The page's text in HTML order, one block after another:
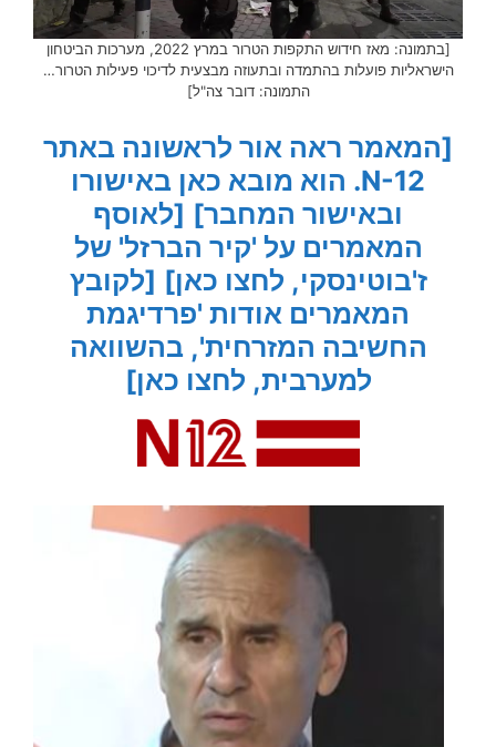
[בתמונה: מאז חידוש התקפות הטרור במרץ 2022, מערכות הביטחון
הישראליות פועלות בהתמדה ובתעוזה מבצעית לדיכוי פעילות הטרור…
התמונה: דובר צה"ל]
[המאמר ראה אור לראשונה באתר
N-12. הוא מובא כאן באישורו
ובאישור המחבר] [לאוסף
המאמרים על 'קיר הברזל' של
ז'בוטינסקי, לחצו כאן] [לקובץ
המאמרים אודות 'פרדיגמת
החשיבה המזרחית', בהשוואה
למערבית, לחצו כאן]